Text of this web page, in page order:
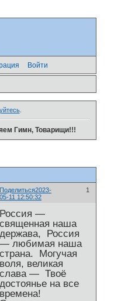
Войти
.
Гимн, Товарищи!!!
Поделиться 1
2023-
05-11 12:50:32
Россия —
священная наша
держава, Россия
— любимая наша
страна. Могучая
воля, великая
слава — Твоё
достоянье на все
времена!